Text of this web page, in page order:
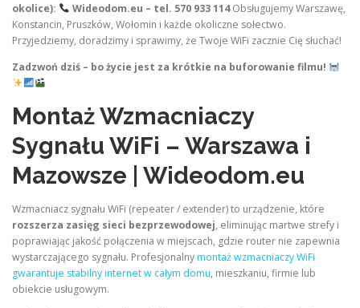
okolice):
Wideodom.eu – tel. 570 933 114Obsługujemy Warszawę,
Konstancin, Pruszków, Wołomin i każde okoliczne sołectwo.
Przyjedziemy, doradzimy i sprawimy, że Twoje WiFi zacznie Cię słuchać!
Zadzwoń dziś – bo życie jest za krótkie na buforowanie filmu!
Montaż Wzmacniaczy
Sygnału WiFi – Warszawa i
Mazowsze | Wideodom.eu
Wzmacniacz sygnału WiFi (repeater / extender) to urządzenie, które
rozszerza zasięg sieci bezprzewodowej, eliminując martwe strefy i
poprawiając jakość połączenia w miejscach, gdzie router nie zapewnia
wystarczającego sygnału. Profesjonalnymontaż wzmacniaczy WiFi
gwarantuje stabilny internet w całym domu, mieszkaniu, firmie lub
obiekcie usługowym.